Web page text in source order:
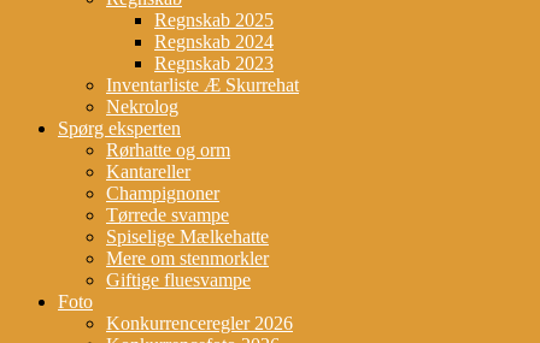
Regnskab 2025
Regnskab 2024
Regnskab 2023
Inventarliste Æ Skurrehat
Nekrolog
Spørg eksperten
Rørhatte og orm
Kantareller
Champignoner
Tørrede svampe
Spiselige Mælkehatte
Mere om stenmorkler
Giftige fluesvampe
Foto
Konkurrenceregler 2026